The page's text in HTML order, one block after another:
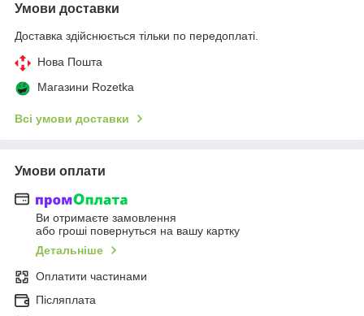
Умови доставки
Доставка здійснюється тільки по передоплаті.
Нова Пошта
Магазини Rozetka
Всі умови доставки
Умови оплати
Ви отримаєте замовлення
або гроші повернуться на вашу картку
Детальніше
Оплатити частинами
Післяплата